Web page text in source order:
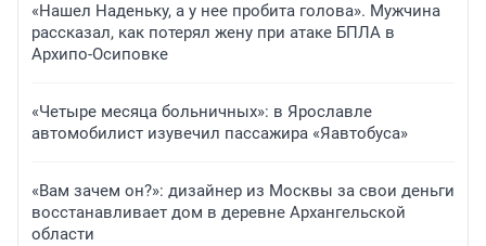
«Нашел Наденьку, а у нее пробита голова». Мужчина
рассказал, как потерял жену при атаке БПЛА в
Архипо-Осиповке
«Четыре месяца больничных»: в Ярославле
автомобилист изувечил пассажира «Яавтобуса»
«Вам зачем он?»: дизайнер из Москвы за свои деньги
восстанавливает дом в деревне Архангельской
области